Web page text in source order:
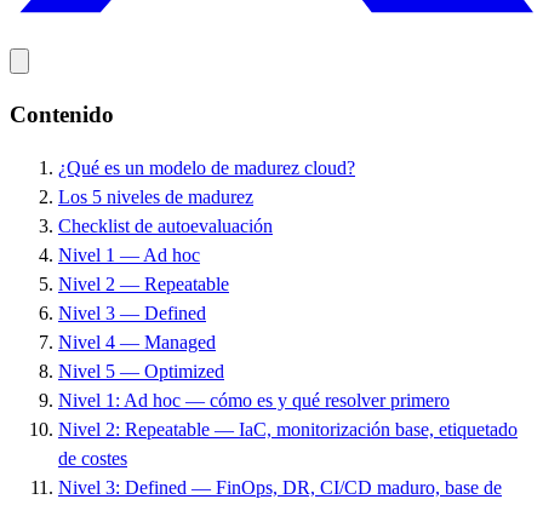
Contenido
¿Qué es un modelo de madurez cloud?
Los 5 niveles de madurez
Checklist de autoevaluación
Nivel 1 — Ad hoc
Nivel 2 — Repeatable
Nivel 3 — Defined
Nivel 4 — Managed
Nivel 5 — Optimized
Nivel 1: Ad hoc — cómo es y qué resolver primero
Nivel 2: Repeatable — IaC, monitorización base, etiquetado
de costes
Nivel 3: Defined — FinOps, DR, CI/CD maduro, base de